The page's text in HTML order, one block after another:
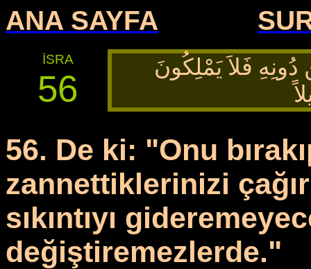
ANA SAYFA
İSRA
56
فَلاَ يَمْلِكُونَ
56. De ki: "Onu
zannettiklerinizi
sıkıntıyı
değiştiremezlerde."